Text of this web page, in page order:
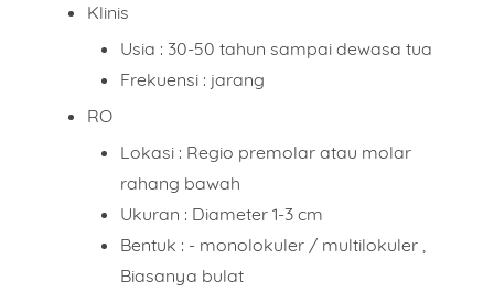
Klinis
Usia : 30-50 tahun sampai dewasa tua
Frekuensi : jarang
RO
Lokasi : Regio premolar atau molar
rahang bawah
Ukuran : Diameter 1-3 cm
Bentuk : - monolokuler / multilokuler ,
Biasanya bulat